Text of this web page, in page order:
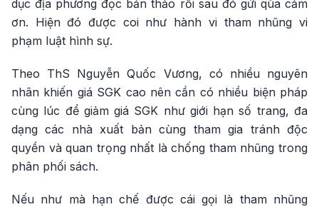
dục địa phương đọc bản thảo rồi sau đó gửi qùa cảm
ơn. Hiện đó được coi như hành vi tham nhũng vi
phạm luật hình sự.
Theo ThS Nguyễn Quốc Vương, có nhiều nguyên
nhân khiến giá SGK cao nên cần có nhiều biện pháp
cùng lúc để giảm giá SGK như giới hạn số trang, đa
dạng các nhà xuất bản cùng tham gia tránh độc
quyền và quan trọng nhất là chống tham nhũng trong
phân phối sách.
Nếu như mà hạn chế được cái gọi là tham nhũng